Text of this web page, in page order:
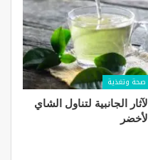
صحة وتغذية
الآثار الجانبية لتناول الشاي
الأخضر